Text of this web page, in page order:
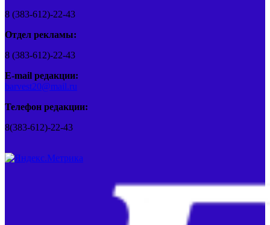
8 (383-612)-22-43
Отдел рекламы:
8 (383-612)-22-43
E-mail редакции:
barvest20@mail.ru
Телефон редакции:
8(383-612)-22-43